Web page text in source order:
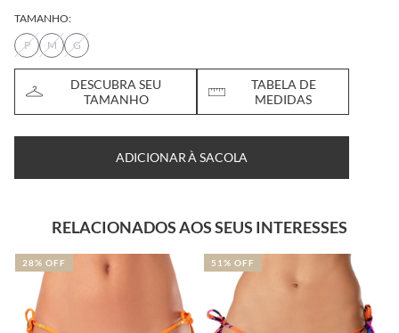
TAMANHO:
P
M G
DESCUBRA SEU
TAMANHO
TABELA DE
MEDIDAS
ADICIONAR À SACOLA
RELACIONADOS AOS SEUS INTERESSES
28% OFF 51% OFF